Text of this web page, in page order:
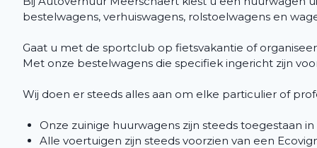
bestelwagens, verhuiswagens, rolstoelwagens en
Gaat u met de sportclub op fietsvakantie of
Met onze bestelwagens die specifiek ingericht zijn
Wij doen er steeds alles aan om elke particulier of
Onze zuinige huurwagens zijn steeds toegestaan
Alle voertuigen zijn steeds voorzien van een